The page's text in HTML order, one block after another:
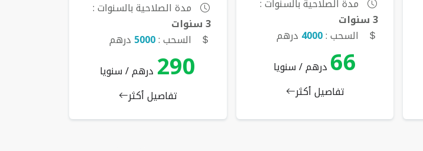
مدة الصلاحية بالسنوات :
3 سنوات
السحب :4000 درهم
66 درهم / سنويا
تفاصيل أكثر
مدة الصلاحية بالسنوات :
3 سنوات
السحب :5000 درهم
290 درهم / سنويا
تفاصيل أكثر